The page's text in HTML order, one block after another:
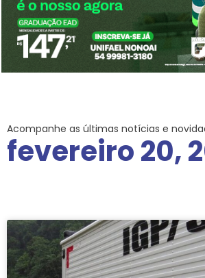
Acompanhe as últimas notícias e
fevereiro 20,